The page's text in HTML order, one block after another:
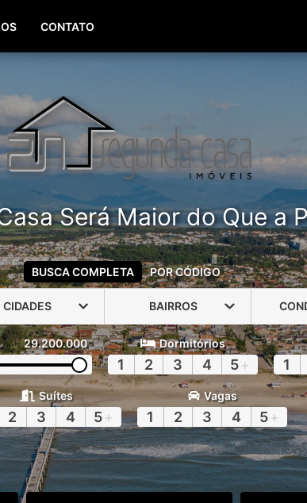
(51) 99960-3940
CONTATO
Será Maior do Que a
BUSCA COMPLETA POR CÓDIGO
CIDADES BAIRROS
29.200.000 Dormitórios
1 2 3 4 5+ 1
Suítes
2 3 4 5+
Vagas
1 2 3 4 5+